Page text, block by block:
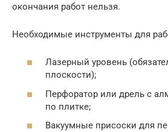
окончания работ нельзя.
Необходимые инструменты для
Лазерный уровень
плоскости);
Перфоратор или дрель с
по плитке;
Вакуумные присоски для